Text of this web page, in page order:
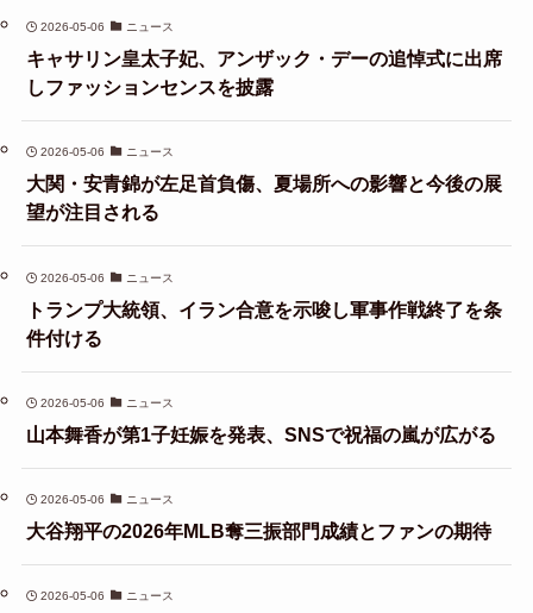
2026-05-06 ニュース
キャサリン皇太子妃、アンザック・デーの追悼式に出席
しファッションセンスを披露
2026-05-06 ニュース
大関・安青錦が左足首負傷、夏場所への影響と今後の展
望が注目される
2026-05-06 ニュース
トランプ大統領、イラン合意を示唆し軍事作戦終了を条
件付ける
2026-05-06 ニュース
山本舞香が第1子妊娠を発表、SNSで祝福の嵐が広がる
2026-05-06 ニュース
大谷翔平の2026年MLB奪三振部門成績とファンの期待
2026-05-06 ニュース